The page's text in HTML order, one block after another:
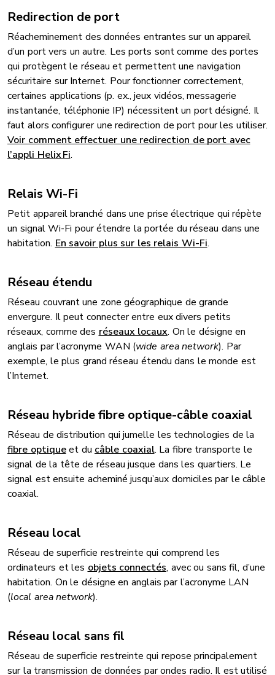
Redirection de port
Réacheminement des données entrantes sur un appareil
d’un port vers un autre. Les ports sont comme des portes
qui protègent le réseau et permettent une navigation
sécuritaire sur Internet. Pour fonctionner correctement,
certaines applications (p. ex., jeux vidéos, messagerie
instantanée, téléphonie IP) nécessitent un port désigné. Il
faut alors configurer une redirection de port pour les utiliser.
Voir comment effectuer une redirection de port avec
l’appli Helix Fi.
Relais Wi-Fi
Petit appareil branché dans une prise électrique qui répète
un signal Wi-Fi pour étendre la portée du réseau dans une
habitation. En savoir plus sur les relais Wi-Fi.
Réseau étendu
Réseau couvrant une zone géographique de grande
envergure. Il peut connecter entre eux divers petits
réseaux, comme des réseaux locaux. On le désigne en
anglais par l’acronyme WAN (wide area network). Par
exemple, le plus grand réseau étendu dans le monde est
l’Internet.
Réseau hybride fibre optique-câble coaxial
Réseau de distribution qui jumelle les technologies de la
fibre optiqueet du câble coaxial. La fibre transporte le
signal de la tête de réseau jusque dans les quartiers. Le
signal est ensuite acheminé jusqu’aux domiciles par le câble
coaxial.
Réseau local
Réseau de superficie restreinte qui comprend les
ordinateurs et les objets connectés, avec ou sans fil, d’une
habitation. On le désigne en anglais par l’acronyme LAN
(local area network).
Réseau local sans fil
Réseau de superficie restreinte qui repose principalement
sur la transmission de données par ondes radio. Il est utilisé